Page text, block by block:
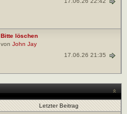
Bitte löschen
von John Jay
17.06.26 21:35
Letzter Beitrag